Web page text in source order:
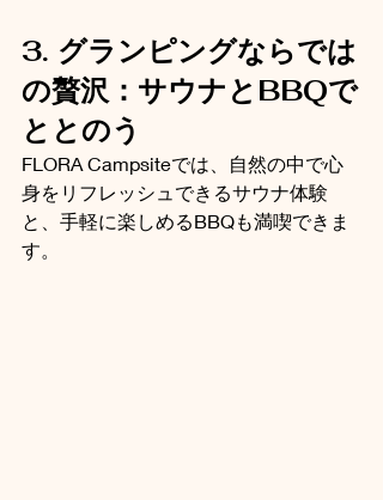
3. グランピングならでは
の贅沢：サウナとBBQで
ととのう
FLORA Campsiteでは、自然の中で心
身をリフレッシュできるサウナ体験
と、手軽に楽しめるBBQも満喫できま
す。